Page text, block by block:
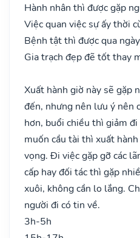
Hành nhân thì được gặp
Việc quan việc sự ấy thời
Bệnh tật thì được qua ngày
Gia trạch đẹp đẽ tốt thay
Xuất hành giờ này sẽ gặp
đến, nhưng nên lưu ý nên
hơn, buổi chiều thì giảm
muốn cầu tài thì xuất
vọng. Đi việc gặp gỡ các
cấp hay đối tác thì gặp
xuôi, không cần lo lắng.
người đi có tin về.
3h-5h